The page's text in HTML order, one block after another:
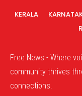
KERALA
Free News - Where
community thrives
connections.